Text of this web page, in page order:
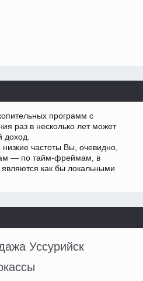
программ с
раз в несколько лет может
доход.
частоты Вы, очевидно,
— по тайм-фреймам, в
как бы локальными
Уссурийск